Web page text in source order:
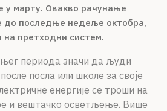
марту. Овакво рачунање
до последње недеље октобра,
на претходни систем.
периода значи да људи
посла или школе за своје
енергије се троши на
и вештачко осветљење. Више